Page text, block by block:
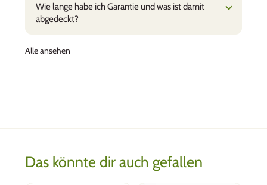
Glaceförmchen - absoluter Hit
Bis zu 11 Kinder stehen Schlange für ein
Portionen, alles kommt zurück = kein Abfall.
Wie lange habe ich Garantie und was ist damit
abgedeckt?
Alle ansehen
Das könnte dir auch gefallen